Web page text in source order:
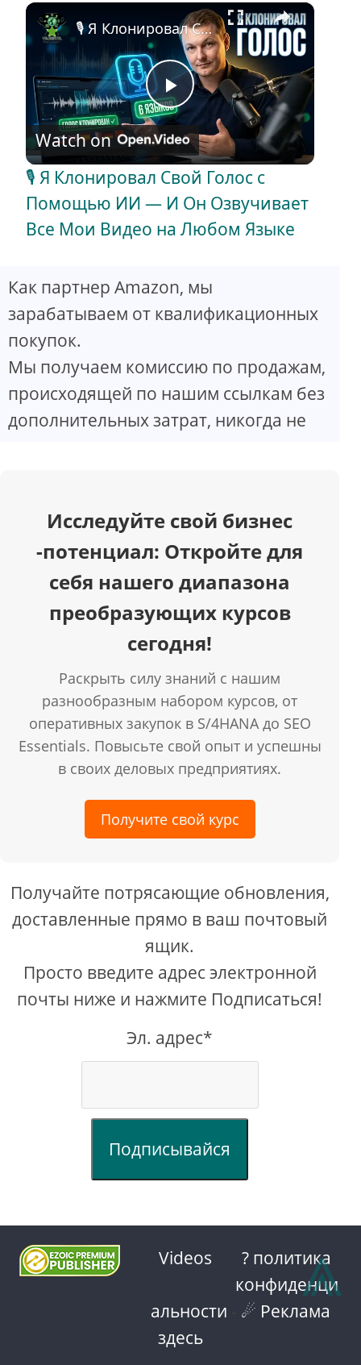
×
P
l
a
V
d
🎙️ Я Клонировал Свой Голос с Помощью ИИ — И Он Озвучивает Все Мои Видео на Любом Языке
Watch on
🎙️ Я Клонировал Свой Голос с
Помощью ИИ — И Он Озвучивает
Все Мои Видео на Любом Языке
Как партнер Amazon, мы
зарабатываем от квалификационных
покупок.
Мы получаем комиссию по продажам,
происходящей по нашим ссылкам без
дополнительных затрат, никогда не
Исследуйте свой бизнес
-потенциал: Откройте для
себя нашего диапазона
преобразующих курсов
сегодня!
Раскрыть силу знаний с нашим
разнообразным набором курсов, от
оперативных закупок в S/4HANA до SEO
Essentials. Повысьте свой опыт и успешны
в своих деловых предприятиях.
Получите свой курс
Получайте потрясающие обновления,
доставленные прямо в ваш почтовый
ящик.
Просто введите адрес электронной
почты ниже и нажмите Подписаться!
Эл. адрес*
Подписывайся
Videos
? политика
конфиденци
альности
☄ Реклама
здесь
⩓